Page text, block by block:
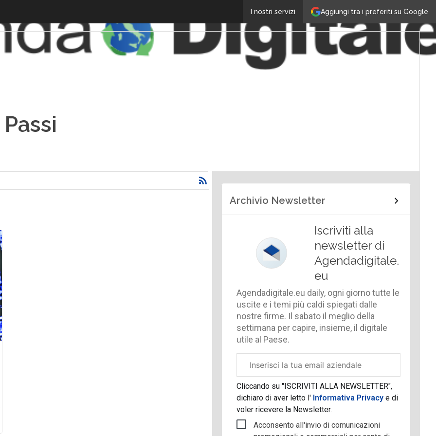
Aggiungi tra i preferiti su Google
I nostri servizi
Archivio Newsletter
Iscriviti alla
newsletter di
Agendadigitale.
eu
Agendadigitale.eu daily, ogni giorno tutte le
uscite e i temi più caldi spiegati dalle
nostre firme. Il sabato il meglio della
settimana per capire, insieme, il digitale
utile al Paese.
aziendale
Cliccando su "ISCRIVITI ALLA NEWSLETTER",
dichiaro di aver letto l' Informativa Privacye di
voler ricevere la Newsletter.
Acconsento all'invio di comunicazioni